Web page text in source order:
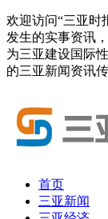
欢迎访问“三亚时
发生的实事资讯
为三亚建设国际
的三亚新闻资讯传
首页
三亚新闻